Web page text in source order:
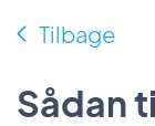
Tilbage
Sådan